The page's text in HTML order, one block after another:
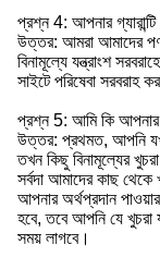
প্রশ্ন 4: আপনার
উত্তর: আমরা আমাদের
বিনামূল্যে যন্ত্রাংশ
সাইটে পরিষেবা সরবরাহ
প্রশ্ন 5: আমি কি আপনার
উত্তর: প্রথমত, আপনি
তখন কিছু বিনামূল্যের
সর্বদা আমাদের কাছ থেকে
আপনার অর্থপ্রদান পাওয়ার
হবে, তবে আপনি যে খুচরা
সময় লাগবে।